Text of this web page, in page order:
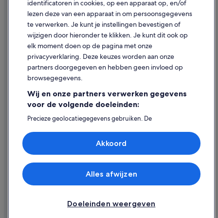
Inhoudsrichtlijnen en inhoud rapporteren
Hulp
Ondersteuning
Je boeking wijzigen of annuleren
Restitutieproces en tijdsbestek
Boek een vlucht met airlinetegoed
Expedia, Inc. is niet verantwoordelijk voor de inhoud op externe
websites.
© 2026 Expedia, Inc. - een bedrijf van Expedia Group. Alle rechten
voorbehouden. Expedia en het Expedia-logo zijn handelsmerken of
identificatoren in cookies, op een apparaat op, en/of
lezen deze van een apparaat in om persoonsgegevens
te verwerken. Je kunt je instellingen bevestigen of
wijzigen door hieronder te klikken. Je kunt dit ook op
elk moment doen op de pagina met onze
privacyverklaring. Deze keuzes worden aan onze
partners doorgegeven en hebben geen invloed op
browsegegevens.
Wij en onze partners verwerken gegevens
voor de volgende doeleinden:
Precieze geolocatiegegevens gebruiken. De
Informatie op een apparaat opslaan en/of openen.
Gepersonaliseerde advertenties en content, advertentie-
en contentmetingen, doelgroepenonderzoek en
Partnerlijst (derden)
Doeleinden weergeven
Alles afwijzen
Akkoord